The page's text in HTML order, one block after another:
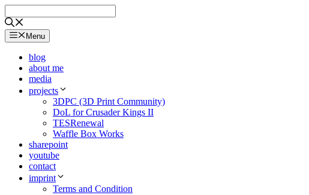
to
content
Menu
blog
about me
media
projects
3DPC (3D Print Community)
DoL for Crusader Kings II
TESRenewal
Waffle Box Works
sharepoint
youtube
contact
imprint
Terms and Condition